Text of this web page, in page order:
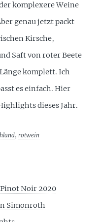
komplexere Weine
genau jetzt packt
Kirsche,
Saft von roter Beete
komplett. Ich
es einfach. Hier
dieses Jahr.
, rotwein
Noir 2020
Simonroth